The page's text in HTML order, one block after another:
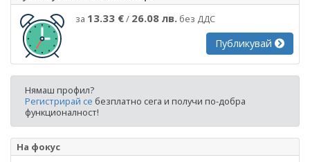
за 13.33 €/ 26.08 лв. без ДДС
Публикувай
Нямаш профил?
Регистрирай се безплатно сега и получи по-добра
функционалност!
На фокус